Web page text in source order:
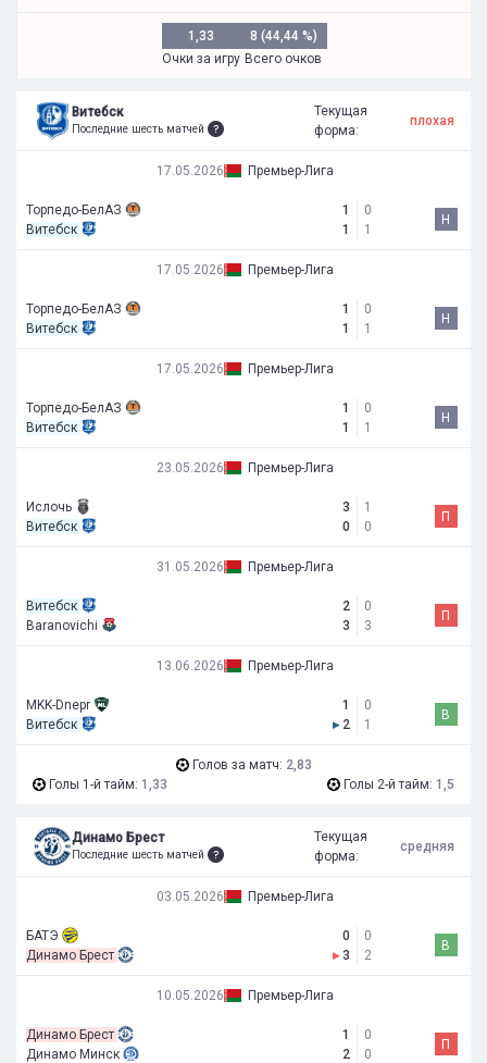
1,33
Очки за игру
8 (44,44 %)
Всего очков
Витебск
Последние шесть матчей
Текущая
форма:
плохая
17.05.2026 Премьер-Лига
Торпедо-БелАЗ
Витебск
1
1
0
1
Н
17.05.2026 Премьер-Лига
Торпедо-БелАЗ
Витебск
1
1
0
1
Н
17.05.2026 Премьер-Лига
Торпедо-БелАЗ
Витебск
1
1
0
1
Н
23.05.2026 Премьер-Лига
Ислочь
Витебск
3
0
1
0
П
31.05.2026 Премьер-Лига
Витебск
Baranovichi
2
3
0
3
П
13.06.2026 Премьер-Лига
MKK-Dnepr
Витебск
1
▸ 2
0
1
В
Голов за матч: 2,83
Голы 1-й тайм: 1,33 Голы 2-й тайм: 1,5
Динамо Брест
Последние шесть матчей
Текущая
форма:
средняя
03.05.2026 Премьер-Лига
БАТЭ
Динамо Брест
0
▸3
0
2
В
10.05.2026 Премьер-Лига
Динамо Брест
Динамо Минск
1
2
0
0
П